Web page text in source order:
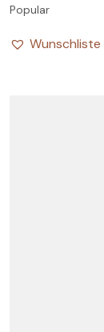
Popular
Wunschliste